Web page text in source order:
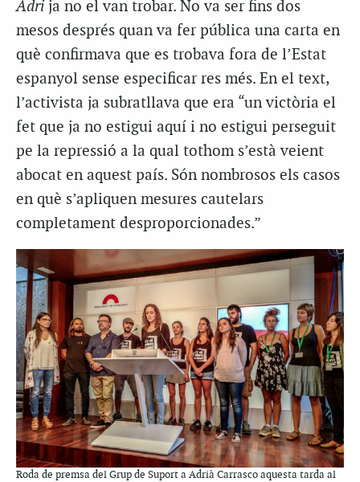
Adri ja no el van trobar. No va ser fins dos
mesos després quan va fer pública una carta en
què confirmava que es trobava fora de l’Estat
espanyol sense especificar res més. En el text,
l’activista ja subratllava que era “un victòria el
fet que ja no estigui aquí i no estigui perseguit
pe la repressió a la qual tothom s’està veient
abocat en aquest país. Són nombrosos els casos
en què s’apliquen mesures cautelars
completament desproporcionades.”
Roda de premsa del Grup de Suport a Adrià Carrasco aquesta tarda al